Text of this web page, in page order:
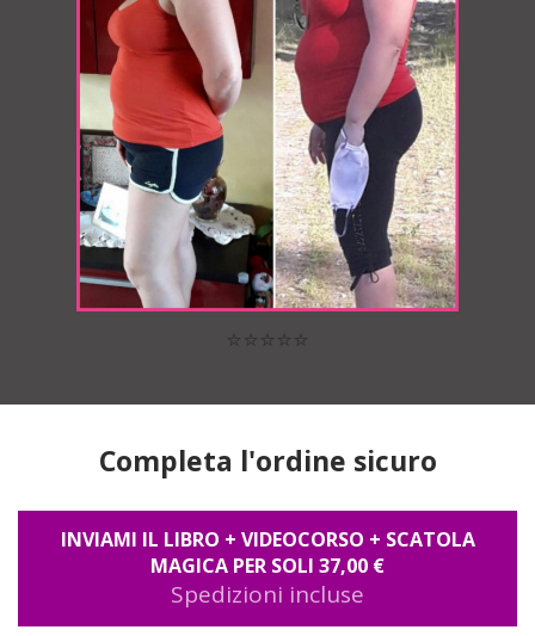
⭐⭐⭐⭐⭐
Completa l'ordine sicuro
INVIAMI IL LIBRO + VIDEOCORSO + SCATOLA
MAGICA PER SOLI 37,00 €
Spedizioni incluse